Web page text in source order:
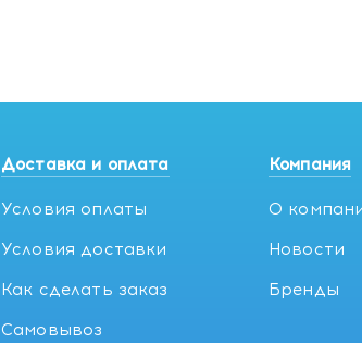
Доставка и оплата
Условия оплаты
Условия доставки
Как сделать заказ
Самовывоз
Компания
О
Новости
Бренды